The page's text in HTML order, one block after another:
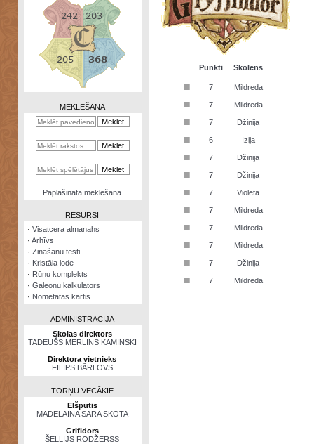
Zināšanu
kalkulators
Nomētātās
MEKLĒŠANA
Paplašinātā meklēšana
RESURSI
·Visatcera almanahs
·Arhīvs
·Zināšanu testi
· Kristāla lode
· Rūnu komplekts
·Galeonu kalkulators
· Nomētātās kārtis
ADMINISTRĀCIJA
Skolas direktors
TADEUŠS MERLINS KAMINSKI
Direktora vietnieks
FILIPS BĀRLOVS
TORŅU VECĀKIE
Elšpūtis
MADELAINA SĀRA SKOTA
Grifidors
ŠELLIJS RODŽERSS
Punkti Skolēns
■ 7 Mildreda
■ 7 Mildreda
■ 7 Džinija
■ 6 Izija
■ 7 Džinija
■ 7 Džinija
■ 7 Violeta
■ 7 Mildreda
■ 7 Mildreda
■ 7 Mildreda
■ 7 Džinija
■ 7 Mildreda